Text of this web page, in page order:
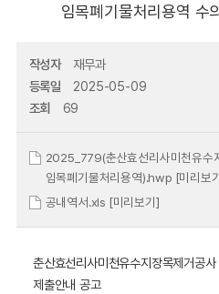
임목폐기물처리용역 수
작성자
재무과
등록일
2025-05-09
조회
69
2025_779(춘산효선리사미천유수
임목폐기물처리용역).hwp [미리보
공내역서.xls [미리보기]
춘산효선리사미천유수지장목제거공
제출안내 공고